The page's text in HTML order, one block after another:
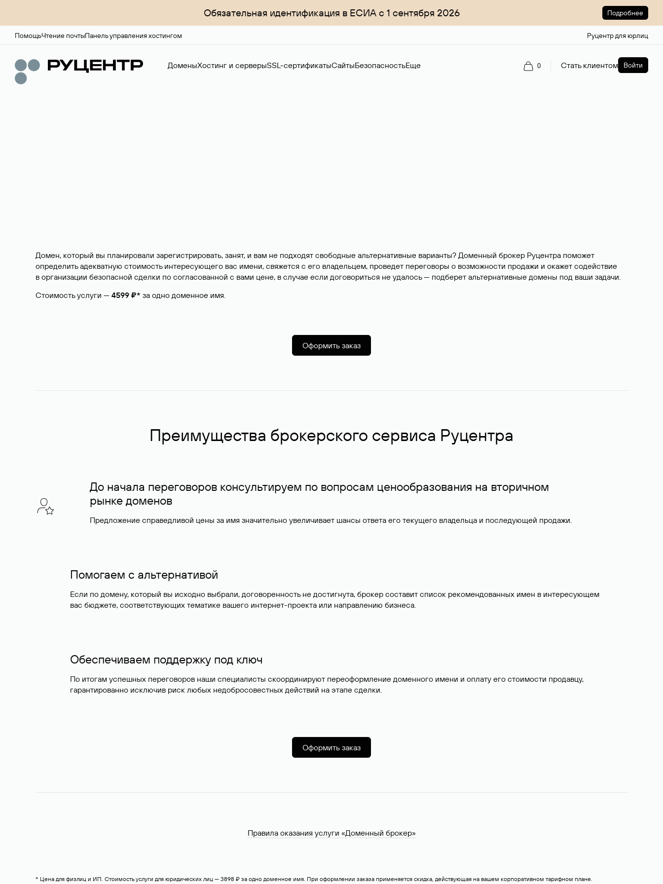
Обязательная идентификация в ЕСИА с 1 сентября 2026 Подробнее
ПомощьЧтение почтыПанель управления хостингом Руцентр для юрлиц
ДоменыХостинг и серверыSSL-сертификатыСайтыБезопасностьЕще 0 Стать клиентом Войти
Домен, который вы планировали зарегистрировать, занят, и вам не подходят свободные альтернативные варианты? Доменный брокер Руцентра поможет
определить адекватную стоимость интересующего вас имени, свяжется с его владельцем, проведет переговоры о возможности продажи и окажет содействие
в организации безопасной сделки по согласованной с вами цене, в случае если договориться не удалось — подберет альтернативные домены под ваши задачи.
Стоимость услуги — 4599 ₽* за одно доменное имя.
Оформить заказ
Преимущества брокерского сервиса Руцентра
До начала переговоров консультируем по вопросам ценообразования на вторичном
рынке доменов
Предложение справедливой цены за имя значительно увеличивает шансы ответа его текущего владельца и последующей продажи.
Помогаем с альтернативой
Если по домену, который вы исходно выбрали, договоренность не достигнута, брокер составит список рекомендованных имен в интересующем
вас бюджете, соответствующих тематике вашего интернет-проекта или направлению бизнеса.
Обеспечиваем поддержку под ключ
По итогам успешных переговоров наши специалисты скоординируют переоформление доменного имени и оплату его стоимости продавцу,
гарантированно исключив риск любых недобросовестных действий на этапе сделки.
Оформить заказ
Правила оказания услуги «Доменный брокер»
* Цена для физлиц и ИП. Стоимость услуги для юридических лиц — 3898 ₽ за одно доменное имя. При оформлении заказа применяется скидка, действующая на вашем корпоративном тарифном плане.